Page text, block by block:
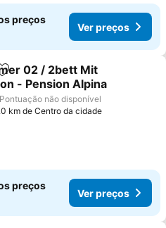
preços
Ver preços
Adicionar aos favoritos
02 / 2bett Mit
- Pension Alpina
Pontuação não disponível
km de Centro da cidade
preços
Ver preços